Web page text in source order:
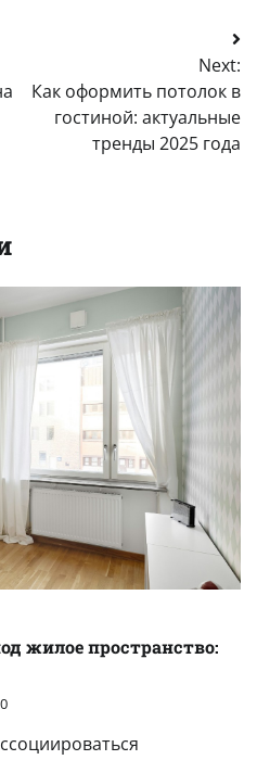
Next:
Как оформить потолок в
гостиной: актуальные
тренды 2025 года
жилое пространство:
0